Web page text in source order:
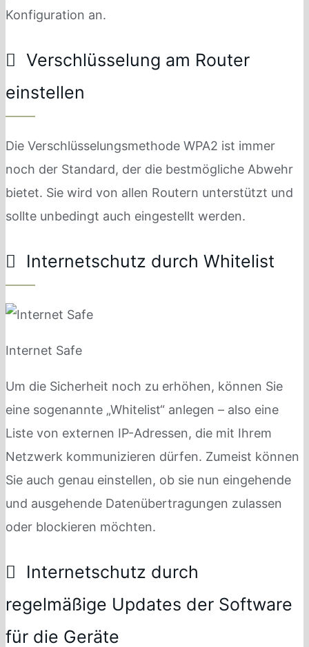
Konfiguration an.
Verschlüsselung am Router
einstellen
Die Verschlüsselungsmethode WPA2 ist immer
noch der Standard, der die bestmögliche Abwehr
bietet. Sie wird von allen Routern unterstützt und
sollte unbedingt auch eingestellt werden.
Internetschutz durch Whitelist
Internet Safe
Um die Sicherheit noch zu erhöhen, können Sie
eine sogenannte „Whitelist“ anlegen – also eine
Liste von externen IP-Adressen, die mit Ihrem
Netzwerk kommunizieren dürfen. Zumeist können
Sie auch genau einstellen, ob sie nun eingehende
und ausgehende Datenübertragungen zulassen
oder blockieren möchten.
Internetschutz durch
regelmäßige Updates der Software
für die Geräte